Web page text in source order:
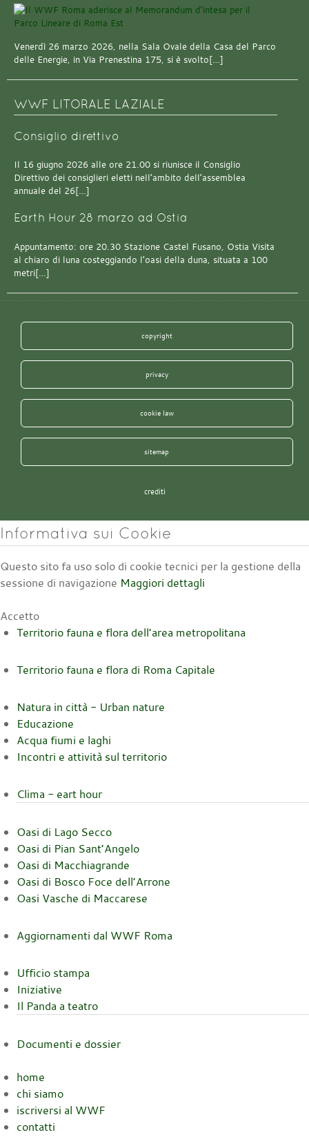
Venerdì 26 marzo 2026, nella Sala Ovale della Casa del Parco
delle Energie, in Via Prenestina 175, si è svolto[…]
WWF LITORALE LAZIALE
Consiglio direttivo
Il 16 giugno 2026 alle ore 21.00 si riunisce il Consiglio
Direttivo dei consiglieri eletti nell’ambito dell’assemblea
annuale del 26[…]
Earth Hour 28 marzo ad Ostia
Appuntamento: ore 20.30 Stazione Castel Fusano, Ostia Visita
al chiaro di luna costeggiando l’oasi della duna, situata a 100
metri[…]
copyright
privacy
cookie law
sitemap
crediti
Informativa sui Cookie
Questo sito fa uso solo di cookie tecnici per la gestione della
sessione di navigazione Maggiori dettagli
Accetto
Territorio fauna e flora dell’area metropolitana
Territorio fauna e flora di Roma Capitale
Natura in città - Urban nature
Educazione
Acqua fiumi e laghi
Incontri e attività sul territorio
Clima - eart hour
Oasi di Lago Secco
Oasi di Pian Sant’Angelo
Oasi di Macchiagrande
Oasi di Bosco Foce dell’Arrone
Oasi Vasche di Maccarese
Aggiornamenti dal WWF Roma
Ufficio stampa
Iniziative
Il Panda a teatro
Documenti e dossier
home
chi siamo
iscriversi al WWF
contatti